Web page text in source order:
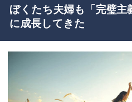
ぼくたち夫婦も「完璧主
に成長してきた